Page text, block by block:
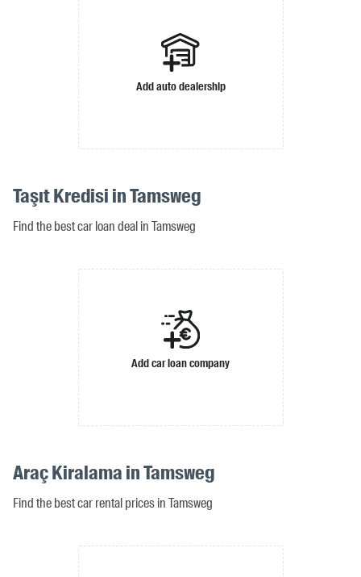
Add auto dealership
Taşıt Kredisi in Tamsweg
Find the best car loan deal in Tamsweg
Add car loan company
Araç Kiralama in Tamsweg
Find the best car rental prices in Tamsweg